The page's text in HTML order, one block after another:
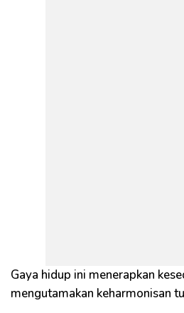
Gaya hidup ini menerapkan
mengutamakan keharmonisan